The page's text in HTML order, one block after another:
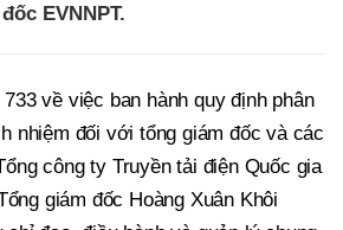
EVNNPT.
về việc ban hành quy định phân
nhiệm đối với tổng giám đốc và các
công ty Truyền tải điện Quốc gia
giám đốc Hoàng Xuân Khôi